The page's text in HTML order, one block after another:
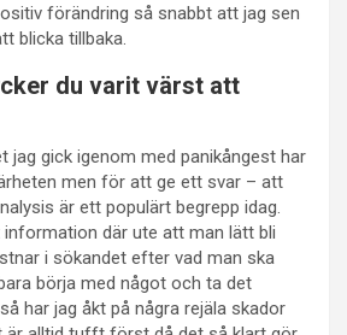
förändring så snabbt att jag sen
blicka tillbaka.
du varit värst att
jag gick igenom med panikångest har
men för att ge ett svar – att
är ett populärt begrepp idag.
där ute att man lätt bli
i sökandet efter vad man ska
börja med något och ta det
har jag åkt på några rejäla skador